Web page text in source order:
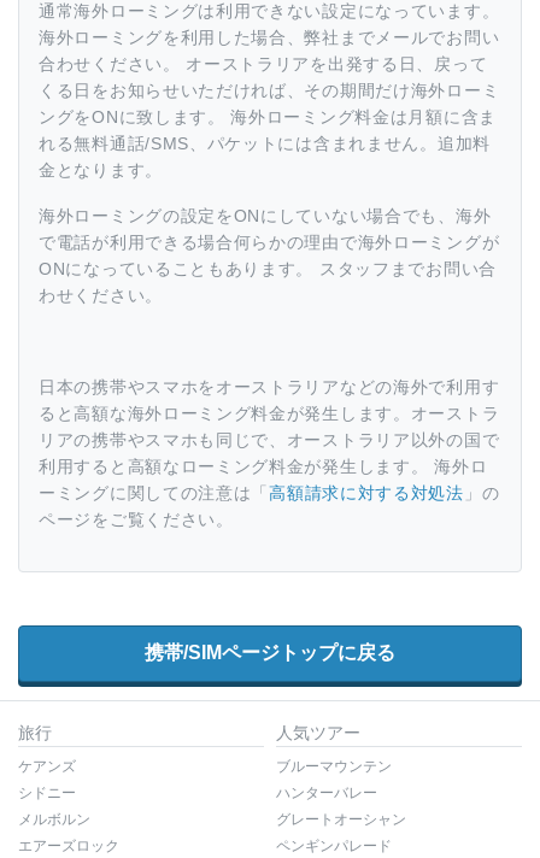
通常海外ローミングは利用できない設定になっています。
海外ローミングを利用した場合、弊社までメールでお問い
合わせください。 オーストラリアを出発する日、戻って
くる日をお知らせいただければ、その期間だけ海外ローミ
ングをONに致します。 海外ローミング料金は月額に含ま
れる無料通話/SMS、パケットには含まれません。追加料
金となります。
海外ローミングの設定をONにしていない場合でも、海外
で電話が利用できる場合何らかの理由で海外ローミングが
ONになっていることもあります。 スタッフまでお問い合
わせください。
日本の携帯やスマホをオーストラリアなどの海外で利用す
ると高額な海外ローミング料金が発生します。オーストラ
リアの携帯やスマホも同じで、オーストラリア以外の国で
利用すると高額なローミング料金が発生します。 海外ロ
ーミングに関しての注意は「高額請求に対する対処法 」の
ページをご覧ください。
携帯/SIMページトップに戻る
旅行
ケアンズ
シドニー
メルボルン
エアーズロック
人気ツアー
ブルーマウンテン
ハンターバレー
グレートオーシャン
ペンギンパレード